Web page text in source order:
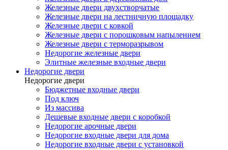
Железные двери двухстворчатые
Железные двери на лестничную площадку
Железные двери с ковкой
Железные двери с порошковым напылением
Железные двери с терморазрывом
Недорогие железные двери
Элитные железные входные двери
Недорогие двери
Недорогие двери
Бюджетные входные двери
Под ключ
Из массива
Дешевые входные двери с коробкой
Недорогие арочные двери
Недорогие входные двери для дома
Недорогие входные двери с установкой